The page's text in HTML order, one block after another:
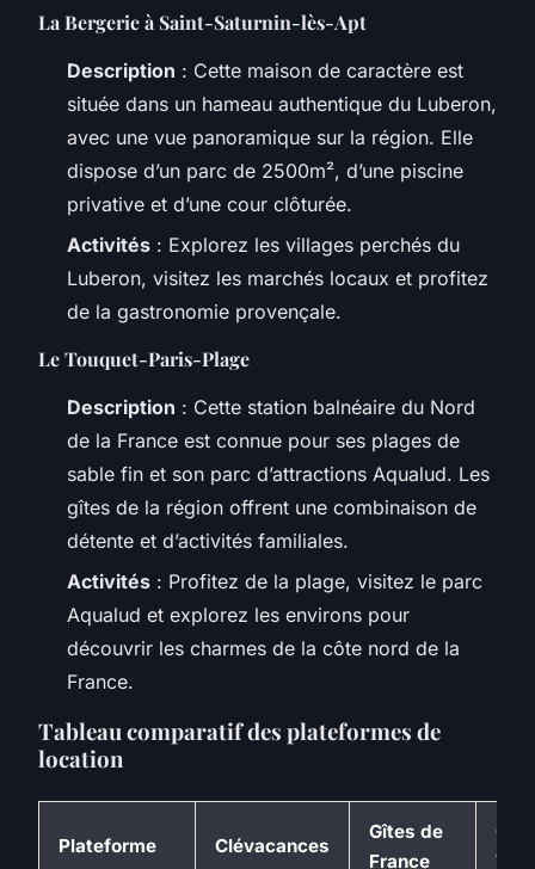
La Bergerie à Saint-Saturnin-lès-Apt
Description : Cette maison de caractère est
située dans un hameau authentique du Luberon,
avec une vue panoramique sur la région. Elle
dispose d’un parc de 2500m², d’une piscine
privative et d’une cour clôturée.
Activités : Explorez les villages perchés du
Luberon, visitez les marchés locaux et profitez
de la gastronomie provençale.
Le Touquet-Paris-Plage
Description : Cette station balnéaire du Nord
de la France est connue pour ses plages de
sable fin et son parc d’attractions Aqualud. Les
gîtes de la région offrent une combinaison de
détente et d’activités familiales.
Activités : Profitez de la plage, visitez le parc
Aqualud et explorez les environs pour
découvrir les charmes de la côte nord de la
France.
Tableau comparatif des plateformes de
location
Plateforme Clévacances
Gîtes de
France